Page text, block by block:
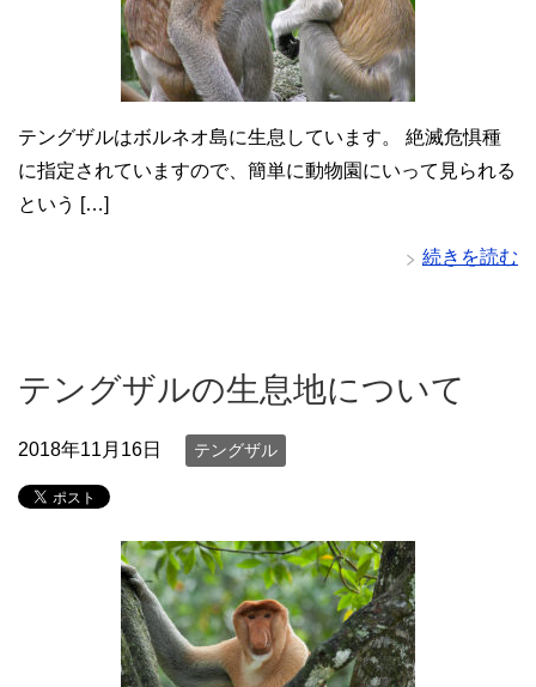
テングザルはボルネオ島に生息しています。 絶滅危惧種
に指定されていますので、簡単に動物園にいって見られる
という […]
続きを読む
テングザルの生息地について
2018年11月16日 テングザル